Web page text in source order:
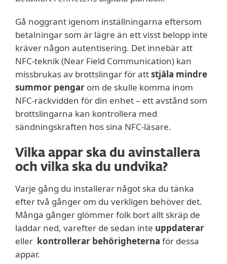
Gå noggrant igenom inställningarna eftersom
betalningar som är lägre än ett visst belopp inte
kräver någon autentisering. Det innebär att
NFC-teknik (Near Field Communication) kan
missbrukas av brottslingar för attstjäla mindre
summor pengar om de skulle komma inom
NFC-räckvidden för din enhet – ett avstånd som
brottslingarna kan kontrollera med
sändningskraften hos sina NFC-läsare.
Vilka appar ska du avinstallera
och vilka ska du undvika?
Varje gång du installerar något ska du tänka
efter två gånger om du verkligen behöver det.
Många gånger glömmer folk bort allt skräp de
laddar ned, varefter de sedan inte uppdaterar
eller kontrollerar behörigheterna för dessa
appar.